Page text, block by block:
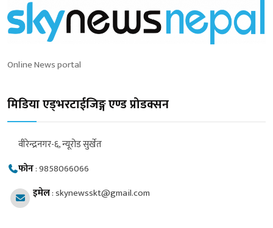
Online News portal
मिडिया एड्भरटाईजिङ्ग एण्ड प्रोडक्सन
वीरेन्द्रनगर-६, न्यूरोड सुर्खेत
फोन:9858066066
इमेल:skynewsskt@gmail.com